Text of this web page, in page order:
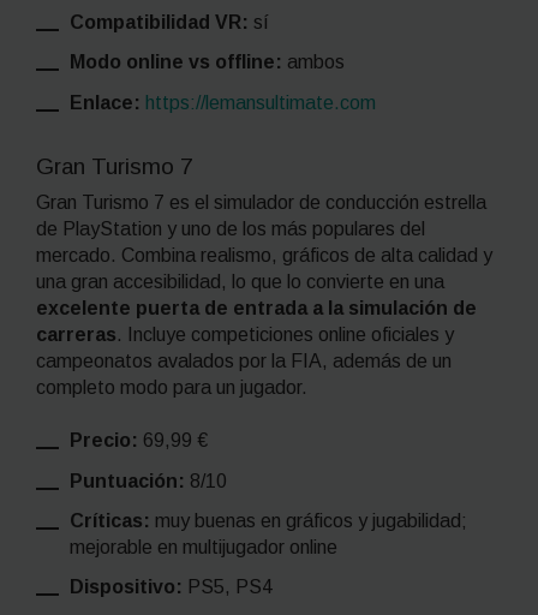
Compatibilidad VR: sí
Modo online vs offline: ambos
Enlace: https://lemansultimate.com
Gran Turismo 7
Gran Turismo 7 es el simulador de conducción estrella
de PlayStation y uno de los más populares del
mercado. Combina realismo, gráficos de alta calidad y
una gran accesibilidad, lo que lo convierte en una
excelente puerta de entrada a la simulación de
carreras. Incluye competiciones online oficiales y
campeonatos avalados por la FIA, además de un
completo modo para un jugador.
Precio: 69,99 €
Puntuación: 8/10
Críticas: muy buenas en gráficos y jugabilidad;
mejorable en multijugador online
Dispositivo: PS5, PS4